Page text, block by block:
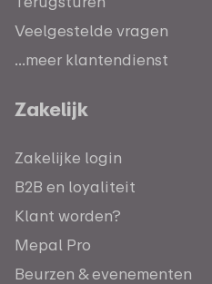
Veelgestelde vragen
...meer klantendienst
Zakelijk
Zakelijke login
B2B en loyaliteit
Klant worden?
Mepal Pro
Beurzen & evenementen